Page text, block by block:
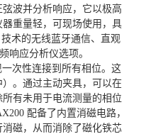
波并分析响应，它以极高
重量轻，可现场使用，具
术的无线蓝牙通信、直观
响应分析仪选项。
次性连接到所有相位。这
。通过主动夹具，可以在
有未用于电流测量的相位
配备了内置消磁电路，
磁，从而消除了磁化铁芯